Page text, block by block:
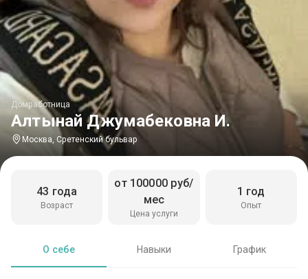
Алтынай Джумабековна И.
Домработница
Москва, Сретенский бульвар
Возраст
43 года
Цена услуги
от 100000 руб/
мес
Опыт
1 год
О себе Навыки График